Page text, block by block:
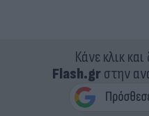
Κάνε κλικ
Flash.grστην